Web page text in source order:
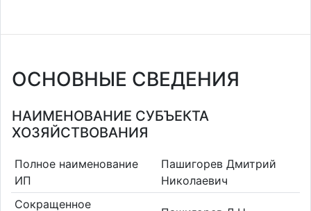
ОСНОВНЫЕ СВЕДЕНИЯ
НАИМЕНОВАНИЕ СУБЪЕКТА
ХОЗЯЙСТВОВАНИЯ
Полное наименование
ИП
Пашигорев Дмитрий
Николаевич
Сокращенное